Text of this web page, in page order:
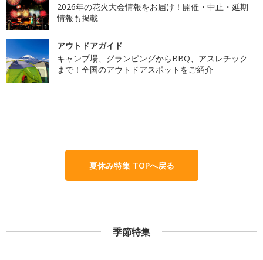
2026年の花火大会情報をお届け！開催・中止・延期
情報も掲載
アウトドアガイド
キャンプ場、グランピングからBBQ、アスレチック
まで！全国のアウトドアスポットをご紹介
夏休み特集 TOPへ戻る
季節特集